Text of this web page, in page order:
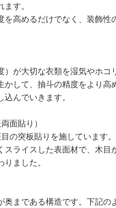
す。
高めるだけでなく、装飾性
が大切な衣類を湿気やホコ
して、抽斗の精度をより高
んでいきます。
面貼り）
の突板貼りを施しています。
ライスした表面材で、木目
ました。
まである構造です。下記の